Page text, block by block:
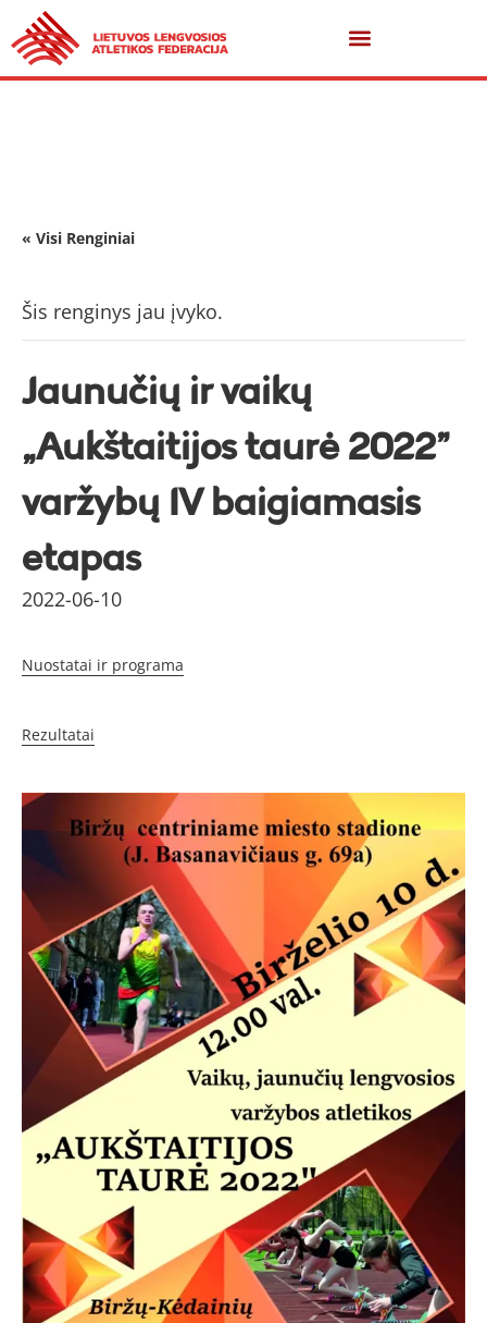
« Visi Renginiai
Šis renginys jau įvyko.
Jaunučių ir vaikų
„Aukštaitijos taurė 2022”
varžybų IV baigiamasis
etapas
2022-06-10
Nuostatai ir programa
Rezultatai